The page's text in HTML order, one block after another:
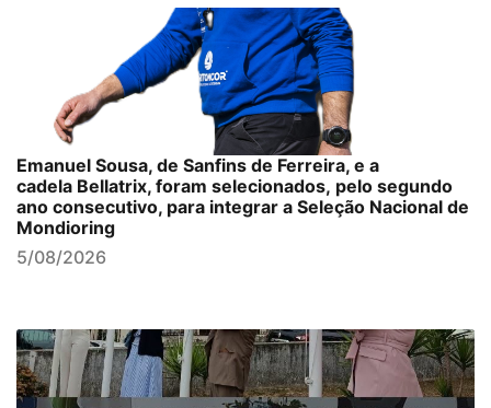
Emanuel Sousa, de Sanfins de Ferreira, e a
cadela Bellatrix, foram selecionados, pelo segundo
ano consecutivo, para integrar a Seleção Nacional de
Mondioring
5/08/2026